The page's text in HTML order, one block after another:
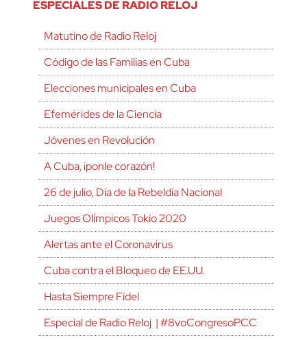
ESPECIALES DE RADIO RELOJ
Matutino de Radio Reloj
Código de las Familias en Cuba
Elecciones municipales en Cuba
Efemérides de la Ciencia
Jóvenes en Revolución
A Cuba, ¡ponle corazón!
26 de julio, Día de la Rebeldía Nacional
Juegos Olímpicos Tokio 2020
Alertas ante el Coronavirus
Cuba contra el Bloqueo de EE.UU.
Hasta Siempre Fidel
Especial de Radio Reloj | #8voCongresoPCC